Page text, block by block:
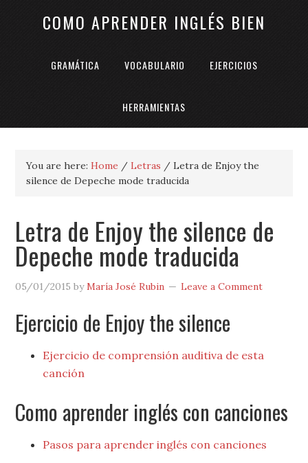
COMO APRENDER INGLÉS BIEN
GRAMÁTICA VOCABULARIO EJERCICIOS
HERRAMIENTAS
You are here:Home / Letras / Letra de Enjoy the
silence de Depeche mode traducida
Letra de Enjoy the silence de
Depeche mode traducida
05/01/2015 byMaría José Rubin Leave a Comment
Ejercicio de Enjoy the silence
Ejercicio de comprensión auditiva de esta
canción
Como aprender inglés con canciones
Pasos para aprender inglés con canciones